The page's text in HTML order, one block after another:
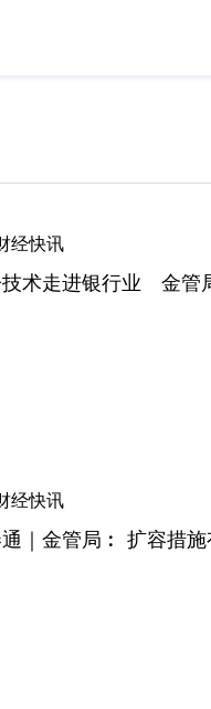
经快讯
术走进银行业 金管
经快讯
｜金管局︰ 扩容措